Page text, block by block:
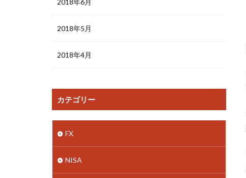
2018年6月
2018年5月
2018年4月
カテゴリー
FX
NISA